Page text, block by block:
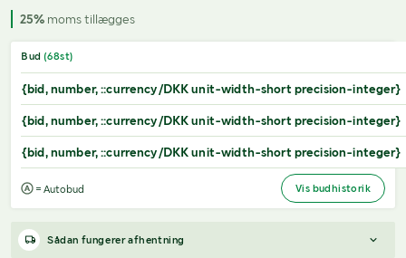
25% moms tillægges
Bud (68st)
{bid, number, ::currency/DKK unit-width-short precision-integer}
{bid, number, ::currency/DKK unit-width-short precision-integer}
{bid, number, ::currency/DKK unit-width-short precision-integer}
= Autobud Vis budhistorik
Sådan fungerer afhentning